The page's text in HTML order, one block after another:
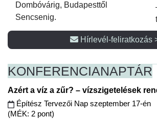
Dombóvárig, Budapesttől
Sencsenig.
Hírlevél-feliratkozás
KONFERENCIANAPTÁR
Azért a víz a zűr? – vízszigetelések
Építész Tervezői Nap szeptember 17-én
(MÉK: 2 pont)